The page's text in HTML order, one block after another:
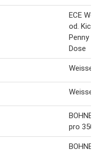
ECE
od.
Penny
Dose
Weisse
Weisse
pro 350